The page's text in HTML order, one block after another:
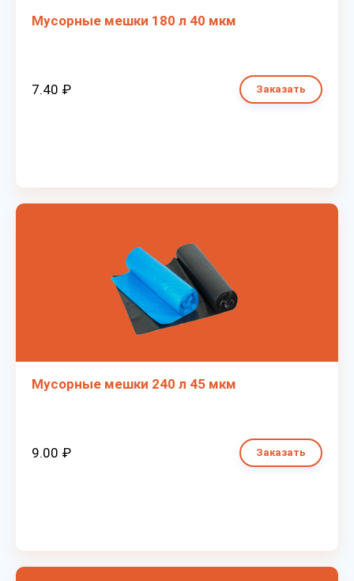
Мусорные мешки 180 л 40 мкм
7.40 ₽ Заказать
Мусорные мешки 240 л 45 мкм
9.00 ₽ Заказать